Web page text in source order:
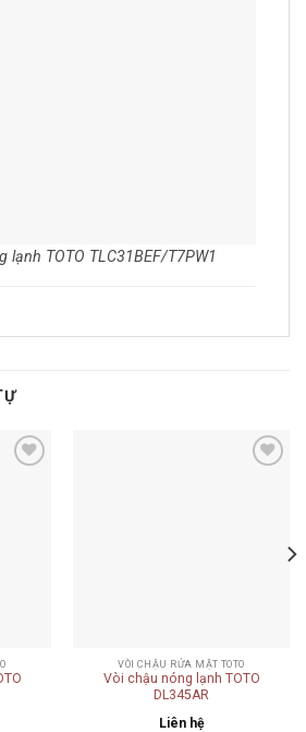
lạnh TOTO TLC31BEF/T7PW1
VÒI CHẬU RỬA MẶT TOTO
Vòi chậu nóng lạnh TOTO
DL345AR
Liên hệ